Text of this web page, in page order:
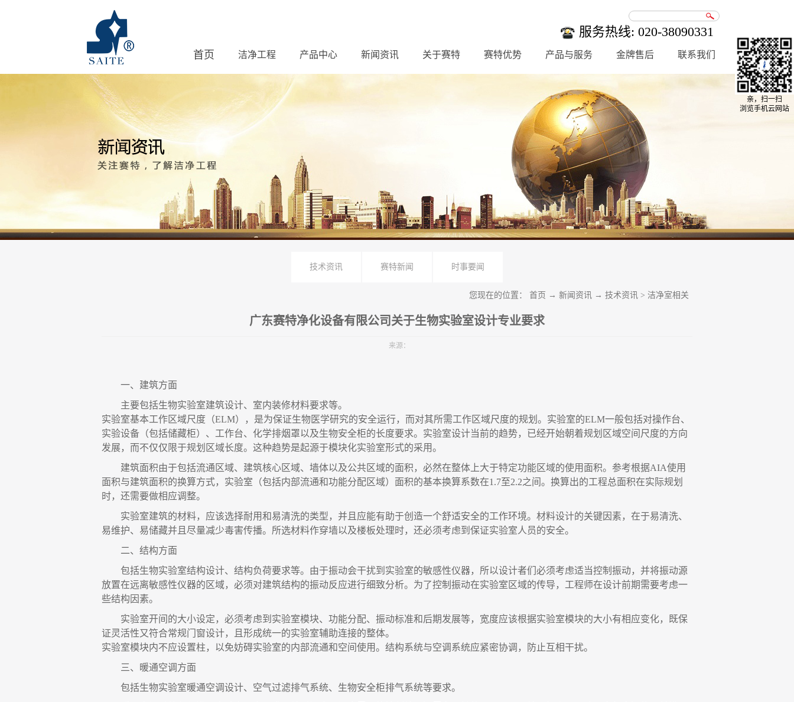
服务热线: 020-38090331
首页 洁净工程 产品中心 新闻资讯 关于赛特 赛特优势 产品与服务 金牌售后 联系我们
技术资讯 赛特新闻 时事要闻
您现在的位置： 首页 → 新闻资讯 → 技术资讯 > 洁净室相关
广东赛特净化设备有限公司关于生物实验室设计专业要求
来源：
一、 建筑方面
主要包括生物实验室建筑设计、室内装修材料要求等。
实验室基本工作区域尺度（ELM），是为保证生物医学研究的安全运行，而对其所需工作区域尺度的规划。实验室的ELM一般包括对操作台、
实验设备（包括储藏柜）、工作台、化学排烟罩以及生物安全柜的长度要求。实验室设计当前的趋势，已经开始朝着规划区域空间尺度的方向
发展，而不仅仅限于规划区域长度。这种趋势是起源于模块化实验室形式的采用。
建筑面积由于包括流通区域、建筑核心区域、墙体以及公共区域的面积，必然在整体上大于特定功能区域的使用面积。参考根据AIA使用
面积与建筑面积的换算方式，实验室（包括内部流通和功能分配区域）面积的基本换算系数在1.7至2.2之间。换算出的工程总面积在实际规划
时，还需要做相应调整。
实验室建筑的材料，应该选择耐用和易清洗的类型，并且应能有助于创造一个舒适安全的工作环境。材料设计的关键因素，在于易清洗、
易维护、易储藏并且尽量减少毒害传播。所选材料作穿墙以及楼板处理时，还必须考虑到保证实验室人员的安全。
二、 结构方面
包括生物实验室结构设计、结构负荷要求等。由于振动会干扰到实验室的敏感性仪器，所以设计者们必须考虑适当控制振动，并将振动源
放置在远离敏感性仪器的区域，必须对建筑结构的振动反应进行细致分析。为了控制振动在实验室区域的传导，工程师在设计前期需要考虑一
些结构因素。
实验室开间的大小设定，必须考虑到实验室模块、功能分配、振动标准和后期发展等，宽度应该根据实验室模块的大小有相应变化，既保
证灵活性又符合常规门窗设计，且形成统一的实验室辅助连接的整体。
实验室模块内不应设置柱，以免妨碍实验室的内部流通和空间使用。结构系统与空调系统应紧密协调，防止互相干扰。
三、
暖通空调方面
包括生物实验室暖通空调设计、空气过滤排气系统、生物安全柜排气系统等要求。
亲，扫一扫
浏览手机云网站